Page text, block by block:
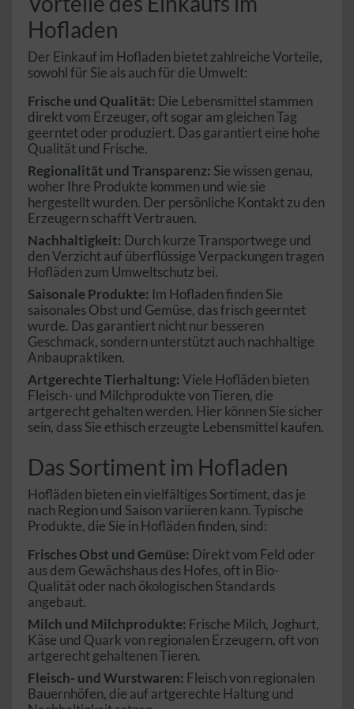
Hofladen
Der Einkauf im Hofladen bietet zahlreiche Vorteile,
sowohl für Sie als auch für die Umwelt:
Frische und Qualität: Die Lebensmittel stammen
direkt vom Erzeuger, oft sogar am gleichen Tag
geerntet oder produziert. Das garantiert eine hohe
Qualität und Frische.
Regionalität und Transparenz: Sie wissen genau,
woher Ihre Produkte kommen und wie sie
hergestellt wurden. Der persönliche Kontakt zu den
Erzeugern schafft Vertrauen.
Nachhaltigkeit: Durch kurze Transportwege und
den Verzicht auf überflüssige Verpackungen tragen
Hofläden zum Umweltschutz bei.
Saisonale Produkte: Im Hofladen finden Sie
saisonales Obst und Gemüse, das frisch geerntet
wurde. Das garantiert nicht nur besseren
Geschmack, sondern unterstützt auch nachhaltige
Anbaupraktiken.
Artgerechte Tierhaltung:Viele Hofläden bieten
Fleisch- und Milchprodukte von Tieren, die
artgerecht gehalten werden. Hier können Sie sicher
sein, dass Sie ethisch erzeugte Lebensmittel kaufen.
Das Sortiment im Hofladen
Hofläden bieten ein vielfältiges Sortiment, das je
nach Region und Saison variieren kann. Typische
Produkte, die Sie in Hofläden finden, sind:
Frisches Obst und Gemüse: Direkt vom Feld oder
aus dem Gewächshaus des Hofes, oft in Bio-
Qualität oder nach ökologischen Standards
angebaut.
Milch und Milchprodukte: Frische Milch, Joghurt,
Käse und Quark von regionalen Erzeugern, oft von
artgerecht gehaltenen Tieren.
Fleisch- und Wurstwaren: Fleisch von regionalen
Bauernhöfen, die auf artgerechte Haltung und